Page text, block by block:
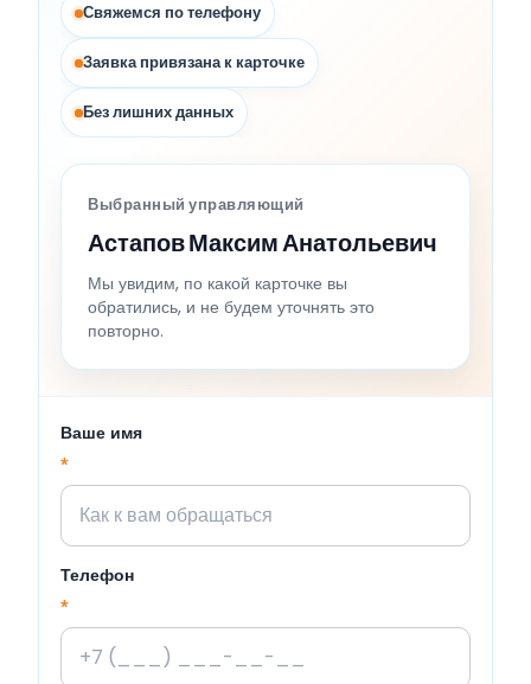
Свяжемся по телефону
Заявка привязана к карточке
Без лишних данных
Выбранный управляющий
Астапов Максим Анатольевич
Мы увидим, по какой карточке вы
обратились, и не будем уточнять это
повторно.
Ваше имя
*
Телефон
*